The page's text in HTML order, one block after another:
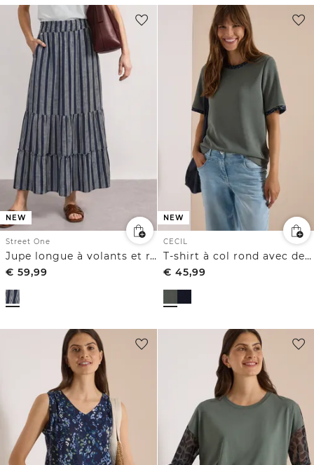
NEW
Street One
Jupe longue à volants et rayures
€ 59,99
NEW
CECIL
T-shirt à col rond avec des détails léopard
€ 45,99